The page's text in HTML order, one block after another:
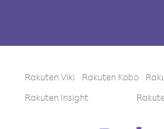
Rakuten Viki Rakuten Kobo
Rakuten Insight